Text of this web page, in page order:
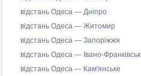
відстань Одеса — Дніпро
відстань Одеса — Житомир
відстань Одеса — Запоріжжя
відстань Одеса — Івано-Франківськ
відстань Одеса — Кам'янське